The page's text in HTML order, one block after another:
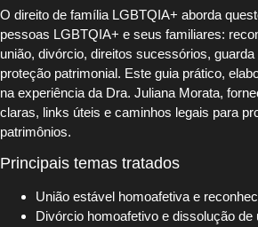
O direito de família LGBTQIA+ aborda
pessoas LGBTQIA+ e seus familiares:
união, divórcio, direitos sucessórios, guarda
proteção patrimonial. Este guia prático,
na experiência da Dra. Juliana Morata,
claras, links úteis e caminhos legais para
patrimônios.
Principais temas tratados
União estável homoafetiva e
Divórcio homoafetivo e dissolução de